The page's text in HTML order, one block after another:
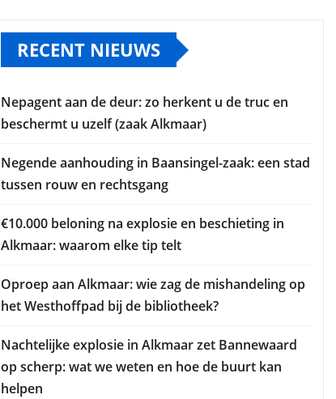
RECENT NIEUWS
Nepagent aan de deur: zo herkent u de truc en
beschermt u uzelf (zaak Alkmaar)
Negende aanhouding in Baansingel-zaak: een stad
tussen rouw en rechtsgang
€10.000 beloning na explosie en beschieting in
Alkmaar: waarom elke tip telt
Oproep aan Alkmaar: wie zag de mishandeling op
het Westhoffpad bij de bibliotheek?
Nachtelijke explosie in Alkmaar zet Bannewaard
op scherp: wat we weten en hoe de buurt kan
helpen